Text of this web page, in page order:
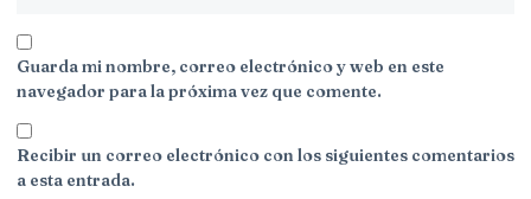
Guarda mi nombre, correo electrónico y web en este
navegador para la próxima vez que comente.
Recibir un correo electrónico con los siguientes comentarios
a esta entrada.